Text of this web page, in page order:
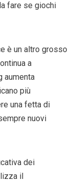
fare se giochi
è un altro grosso
a
aumenta
più
una fetta di
nuovi
dei
il